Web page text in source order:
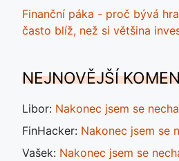
Finanční páka - proč bývá
často blíž, než si většina
NEJNOVĚJŠÍ
Libor: Nakonec jsem se
FinHacker: Nakonec jsem se
Vašek: Nakonec jsem se